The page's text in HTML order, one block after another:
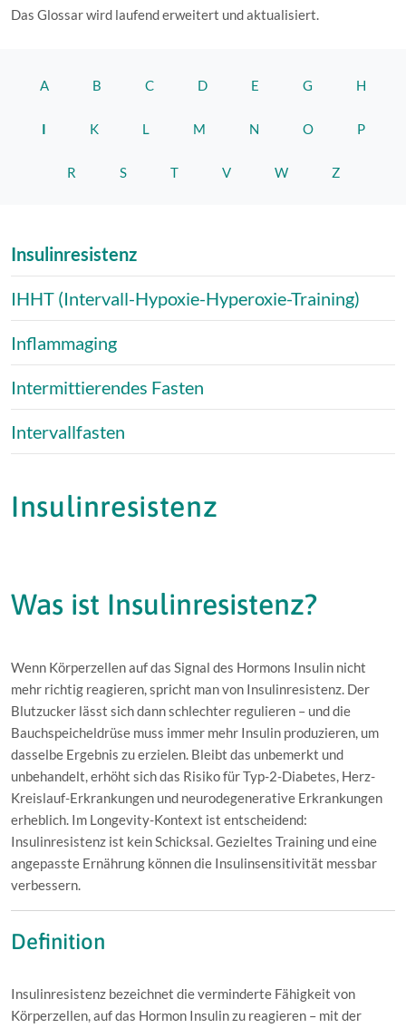
Das Glossar wird laufend erweitert und aktualisiert.
A B C D E G H
I K L M N O P
R S T V W Z
Insulinresistenz
IHHT (Intervall-Hypoxie-Hyperoxie-Training)
Inflammaging
Intermittierendes Fasten
Intervallfasten
Insulinresistenz
Was ist Insulinresistenz?
Wenn Körperzellen auf das Signal des Hormons Insulin nicht
mehr richtig reagieren, spricht man von Insulinresistenz. Der
Blutzucker lässt sich dann schlechter regulieren – und die
Bauchspeicheldrüse muss immer mehr Insulin produzieren, um
dasselbe Ergebnis zu erzielen. Bleibt das unbemerkt und
unbehandelt, erhöht sich das Risiko für Typ-2-Diabetes, Herz-
Kreislauf-Erkrankungen und neurodegenerative Erkrankungen
erheblich. Im Longevity-Kontext ist entscheidend:
Insulinresistenz ist kein Schicksal. Gezieltes Training und eine
angepasste Ernährung können die Insulinsensitivität messbar
verbessern.
Definition
Insulinresistenz bezeichnet die verminderte Fähigkeit von
Körperzellen, auf das Hormon Insulin zu reagieren – mit der